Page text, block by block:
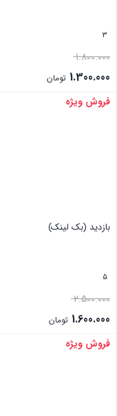
3
1.800.000
1.300.000 تومان
بستن
فروش ویژه
بازدید (بک لینک)
5
2.500.000
1.600.000 تومان
بستن
فروش ویژه